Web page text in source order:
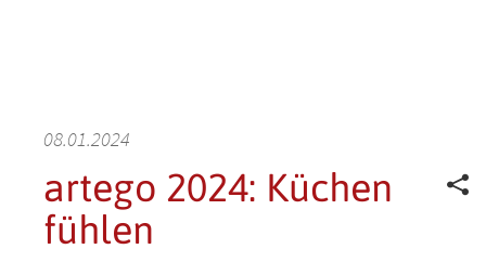
08.01.2024
artego 2024: Küchen
fühlen